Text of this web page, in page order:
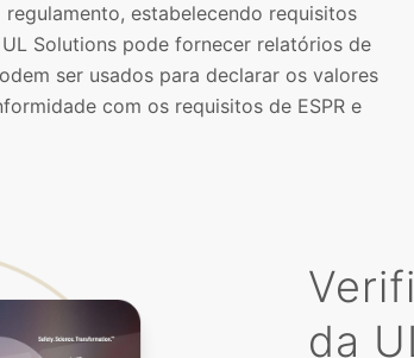
estabelecendo requisitos
Solutions pode fornecer relatórios de
ser usados para declarar os valores
com os requisitos de ESPR e
da